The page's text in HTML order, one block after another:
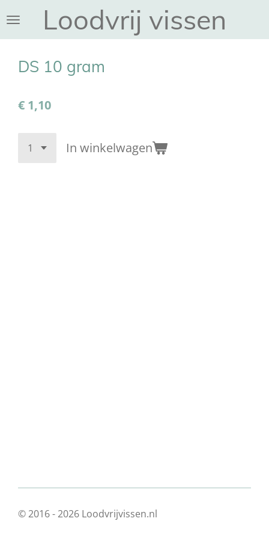
direct
naar
hoofdinhoud
Loodvrij vissen
DS 10 gram
€ 1,10
In winkelwagen
© 2016 - 2026 Loodvrijvissen.nl